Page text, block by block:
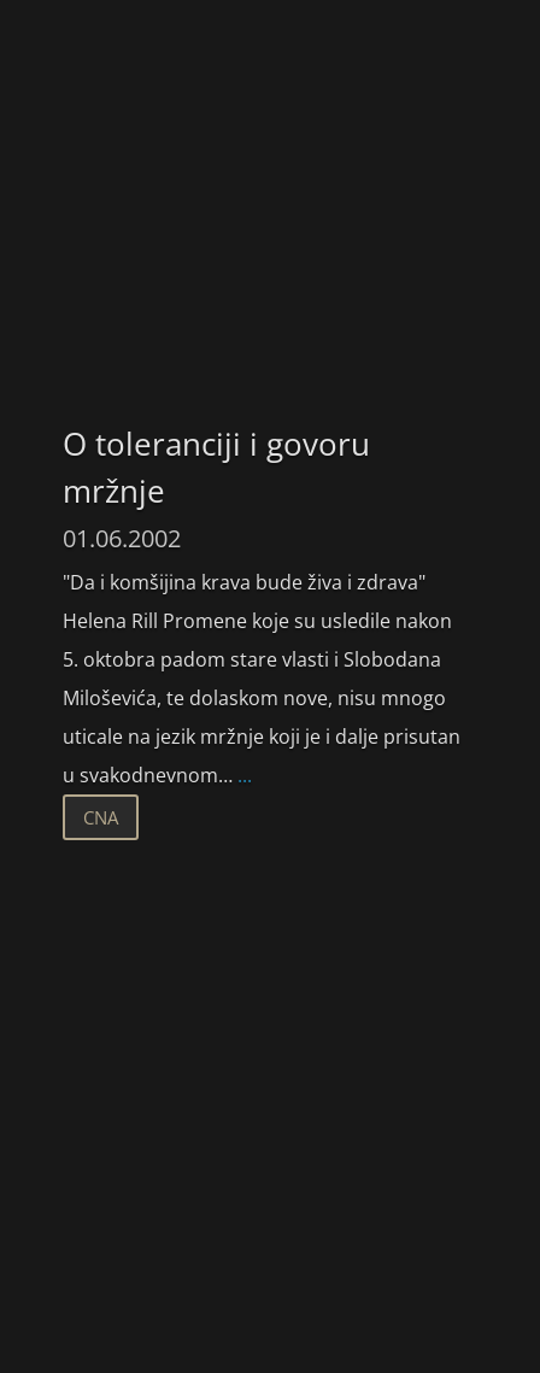
O toleranciji i govoru
mržnje
01.06.2002
"Da i komšijina krava bude živa i zdrava"
Helena Rill Promene koje su usledile nakon
5. oktobra padom stare vlasti i Slobodana
Miloševića, te dolaskom nove, nisu mnogo
uticale na jezik mržnje koji je i dalje prisutan
u svakodnevnom… ...
CNA